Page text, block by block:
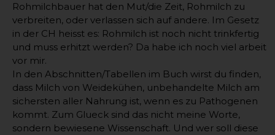
Rohmilchbauer hat den Mut/die Zeit, Rohmilch zu
verbreiten, oder verlassen sich auf andere. Im Gesetz
in der CH heisst es: Rohmilch ist noch nicht trinkfertig
und muss erhitzt werden? Da habe ich noch viel arbeit
vor mir.
In den Abschnitten/Tabellen im Buch wirst du finden,
dass Milch von Weidekühen, unbehandelte Milch am
sichersten aller Nahrung ist, wenn es zu Pathogenen
kommt. Zum Glueck sind das nicht meine Worte,
sondern bewiesene Wissenschaft. Und wer soll diese